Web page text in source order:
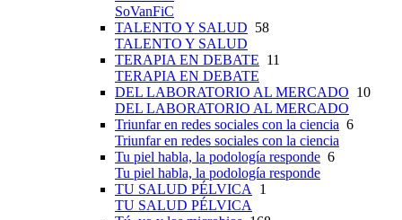
SoVanFiC
TALENTO Y SALUD 58
TALENTO Y SALUD
TERAPIA EN DEBATE 11
TERAPIA EN DEBATE
DEL LABORATORIO AL MERCADO 10
DEL LABORATORIO AL MERCADO
Triunfar en redes sociales con la ciencia 6
Triunfar en redes sociales con la ciencia
Tu piel habla, la podología responde 6
Tu piel habla, la podología responde
TU SALUD PÉLVICA
1
TU SALUD PÉLVICA